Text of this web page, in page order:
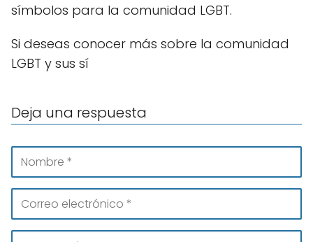
símbolos para la comunidad LGBT.
Si deseas conocer más sobre la comunidad
LGBT y sus sí
Deja una respuesta